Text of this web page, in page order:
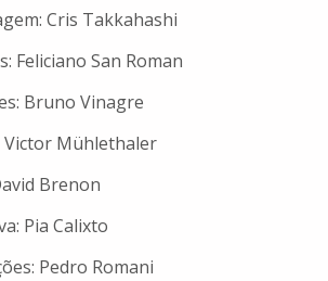
Cris Takkahashi
Feliciano San Roman
Bruno Vinagre
Victor Mühlethaler
Brenon
Pia Calixto
Pedro Romani